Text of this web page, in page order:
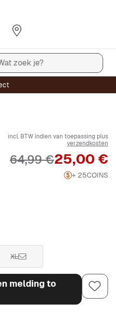
zoek je?
incl. BTW indien van toepassing plus
verzendkosten
Prijs
25,00 €
Originele Prijs
64,99 €
+ 25COINS
XL
melding to